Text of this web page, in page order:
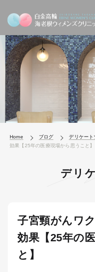
Home ブログ デリケート
効果【25年の医療現場から思うこと】
デリ
子宮頸がんワ
効果【25年の
と】